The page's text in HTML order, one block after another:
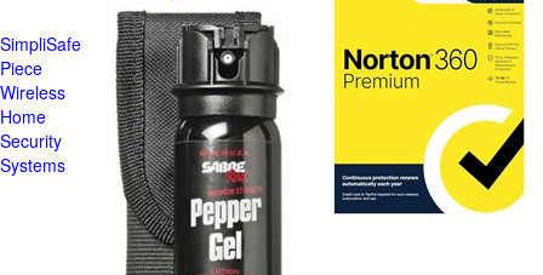
SimpliSafe
Piece
Wireless
Home
Security
Systems